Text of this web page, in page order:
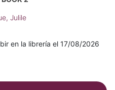
Julile
en la librería el 17/08/2026